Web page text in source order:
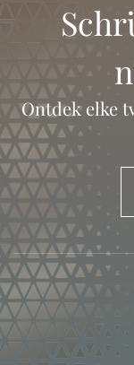
Ontdek elke